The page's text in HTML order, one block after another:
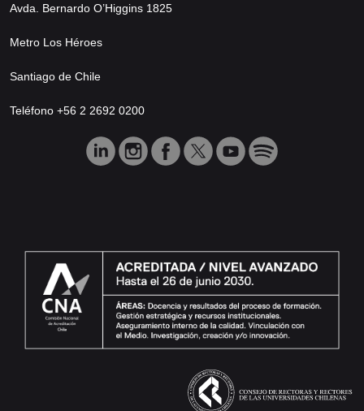
Avda. Bernardo O’Higgins 1825
Metro Los Héroes
Santiago de Chile
Teléfono +56 2 2692 0200